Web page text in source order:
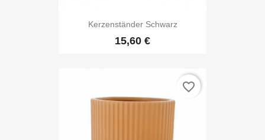
Kerzenständer Schwarz
15,60 €
favorite_border